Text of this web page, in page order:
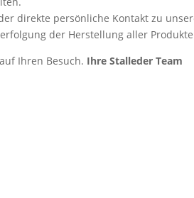
direkte persönliche Kontakt zu
der Herstellung aller
Ihren Besuch. Ihre Stalleder Team